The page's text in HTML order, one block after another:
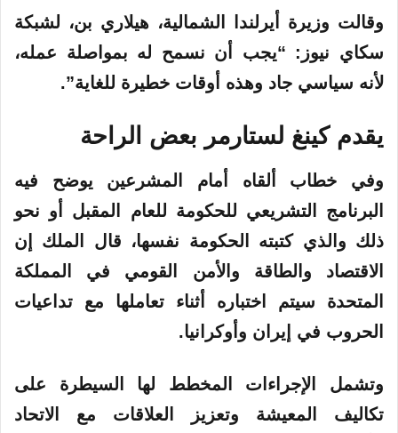
وقالت وزيرة أيرلندا الشمالية، هيلاري بن، لشبكة
سكاي نيوز: “يجب أن نسمح له بمواصلة عمله،
لأنه سياسي جاد وهذه أوقات خطيرة للغاية”.
يقدم كينغ لستارمر بعض الراحة
وفي خطاب ألقاه أمام المشرعين يوضح فيه
البرنامج التشريعي للحكومة للعام المقبل أو نحو
ذلك والذي كتبته الحكومة نفسها، قال الملك إن
الاقتصاد والطاقة والأمن القومي في المملكة
المتحدة سيتم اختباره أثناء تعاملها مع تداعيات
الحروب في إيران وأوكرانيا.
وتشمل الإجراءات المخطط لها السيطرة على
تكاليف المعيشة وتعزيز العلاقات مع الاتحاد